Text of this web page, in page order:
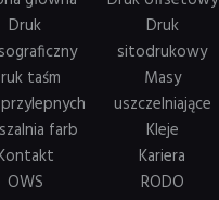
Druk
Druk
sitodrukowy
taśm
Masy
uszczelniające
farb
Kleje
Kariera
OWS
RODO